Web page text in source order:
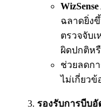
ฉลาดยิ่ง
ตรวจจับ
ผิดปกติห
ช่วยลดก
ไม่เกี่ยวข้
รองรับการบีบอั